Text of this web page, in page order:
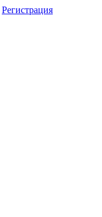
Регистрация